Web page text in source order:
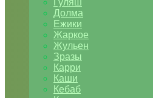
Гуляш
Долма
Ежики
Жаркое
Жульен
Зразы
Карри
Каши
Кебаб